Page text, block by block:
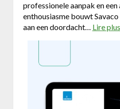
professionele aanpak en
enthousiasme bouwt
aan een doordacht… Lire plus